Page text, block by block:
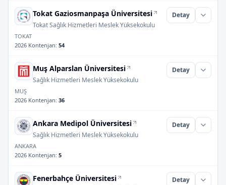
Tokat Gaziosmanpaşa Üniversitesi
Tokat Sağlık Hizmetleri Meslek Yüksekokulu
Detay
TOKAT
2026 Kontenjan: 54
Muş Alparslan Üniversitesi
Sağlık Hizmetleri Meslek Yüksekokulu
Detay
MUŞ
2026 Kontenjan: 36
Ankara Medipol Üniversitesi
Sağlık Hizmetleri Meslek Yüksekokulu
Detay
ANKARA
2026 Kontenjan: 5
Fenerbahçe Üniversitesi Detay